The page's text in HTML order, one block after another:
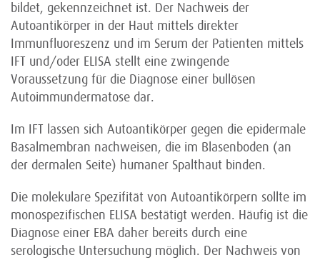
bildet, gekennzeichnet ist. Der Nachweis der
Autoantikörper in der Haut mittels direkter
Immunfluoreszenz und im Serum der Patienten mittels
IFT und/oder ELISA stellt eine zwingende
Voraussetzung für die Diagnose einer bullösen
Autoimmundermatose dar.
Im IFT lassen sich Auto­antikörper gegen die epidermale
Basal­membran nachweisen, die im Blasenboden (an
der dermalen Seite) humaner Spalthaut binden.
Die molekulare Spezifität von Autoantikörpern sollte im
monospezifischen ELISA bestätigt werden. Häufig ist die
Diagnose einer EBA daher bereits durch eine
serologische Untersuchung möglich. Der Nachweis von